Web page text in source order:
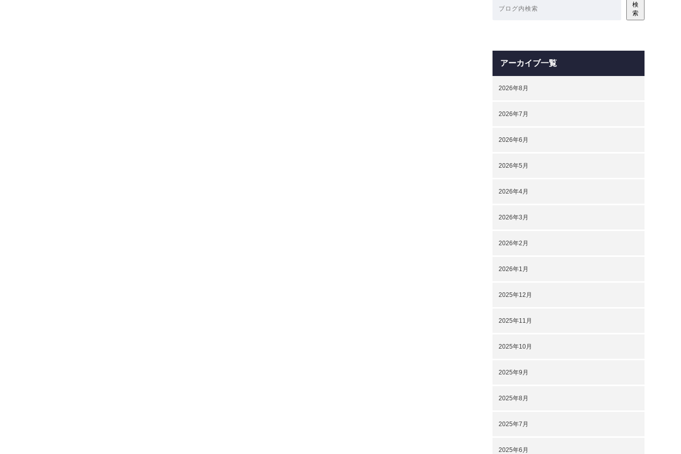
検
索
アーカイブ一覧
2026年8月
2026年7月
2026年6月
2026年5月
2026年4月
2026年3月
2026年2月
2026年1月
2025年12月
2025年11月
2025年10月
2025年9月
2025年8月
2025年7月
2025年6月